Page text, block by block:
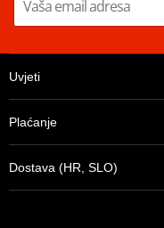
Uvjeti
Plaćanje
Dostava (HR, SLO)